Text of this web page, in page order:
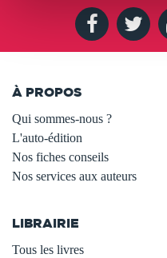
À PROPOS
Qui sommes-nous ?
L'auto-édition
Nos fiches conseils
Nos services aux auteurs
LIBRAIRIE
Tous les livres